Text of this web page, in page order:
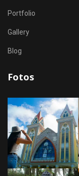
Portfolio
Gallery
Blog
Fotos